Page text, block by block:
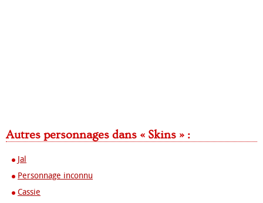
Autres personnages dans « Skins » :
Jal
Personnage inconnu
Cassie